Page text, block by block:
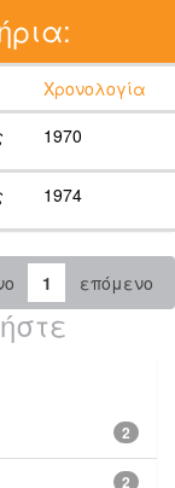
Χρονολογία
1970
1974
1 επόμενο
2
2